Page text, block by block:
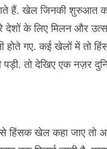
हैं. खेल जिनकी शुरुआत
देशों के लिए मिलन और
गए. कई खेलों में तो
पड़ी. तो देखिए एक नज़र
हिंसक खेल कहा जाए तो